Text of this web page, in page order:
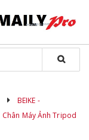
BEIKE -
Chân Máy Ảnh Tripod